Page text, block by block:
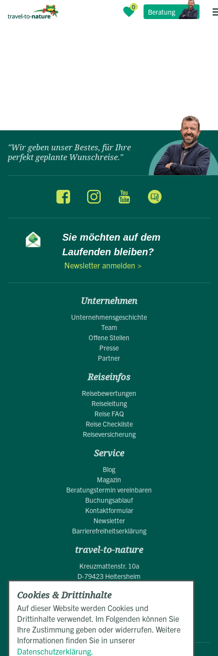
Beratung
"Wir geben unser Bestes, für Ihre
perfekt geplante Wunschreise."
Sie möchten auf dem
Laufenden bleiben?
Newsletter anmelden >
Unternehmen
Unternehmensgeschichte
Team
Offene Stellen
Presse
Partner
Reiseinfos
Reisebewertungen
Reiseleitung
Reise FAQ
Reise Checkliste
Reiseversicherung
Service
Blog
Magazin
Beratungstermin vereinbaren
Buchungsablauf
Kontaktformular
Newsletter
Barrierefreiheitserklärung
travel-to-nature
Kreuzmattenstr. 10a
D-79423 Heitersheim
+49 (0)7634 50550
Mo.-Fr. 9:00 - 17:00 Uhr
E-Mail schreiben
Cookies & Drittinhalte
Auf dieser Website werden Cookies und
Drittinhalte verwendet. Im Folgenden können Sie
Ihre Zustimmung geben oder widerrufen. Weitere
Informationen finden Sie in unserer
Datenschutzerklärung.